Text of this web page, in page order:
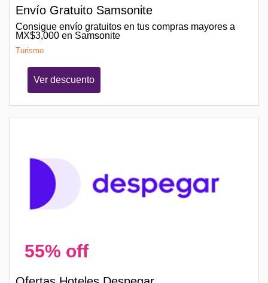
Envío Gratuito Samsonite
Consigue envío gratuitos en tus compras mayores a
MX$3,000 en Samsonite
Turismo
Ver descuento
55% off